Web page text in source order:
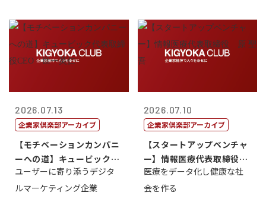
2026.07.13
企業家倶楽部アーカイブ
【モチベーションカンパニ
ーへの道】キュービック代
表取締役CE...
ユーザーに寄り添うデジタ
ルマーケティング企業
2026.07.10
企業家倶楽部アーカイブ
【スタートアップベンチャ
ー】情報医療代表取締役
原 聖吾
医療をデータ化し健康な社
会を作る